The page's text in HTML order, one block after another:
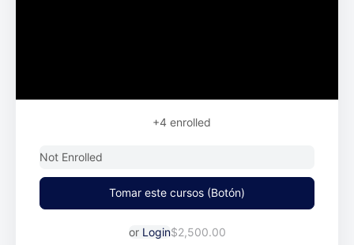
+4 enrolled
Not Enrolled
or Login$2,500.00